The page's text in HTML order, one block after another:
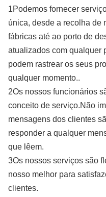
1Podemos fornecer
única, desde a recolha de
fábricas até ao porto de
atualizados com qualquer
podem rastrear os seus
qualquer momento..
2Os nossos funcionários
conceito de serviço.Não
mensagens dos clientes
responder a qualquer
que lêem.
3Os nossos serviços são
nosso melhor para
clientes.